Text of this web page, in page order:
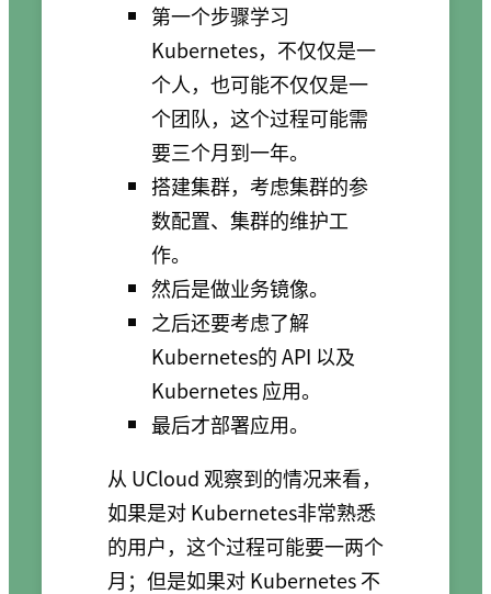
第一个步骤学习
Kubernetes，不仅仅是一
个人，也可能不仅仅是一
个团队，这个过程可能需
要三个月到一年。
搭建集群，考虑集群的参
数配置、集群的维护工
作。
然后是做业务镜像。
之后还要考虑了解
Kubernetes的 API 以及
Kubernetes 应用。
最后才部署应用。
从 UCloud 观察到的情况来看，
如果是对 Kubernetes非常熟悉
的用户，这个过程可能要一两个
月；但是如果对 Kubernetes 不